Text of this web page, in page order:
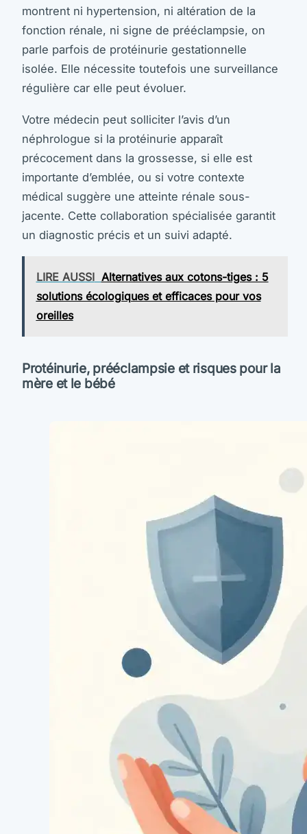
montrent ni hypertension, ni altération de la
fonction rénale, ni signe de prééclampsie, on
parle parfois de protéinurie gestationnelle
isolée. Elle nécessite toutefois une surveillance
régulière car elle peut évoluer.
Votre médecin peut solliciter l’avis d’un
néphrologue si la protéinurie apparaît
précocement dans la grossesse, si elle est
importante d’emblée, ou si votre contexte
médical suggère une atteinte rénale sous-
jacente. Cette collaboration spécialisée garantit
un diagnostic précis et un suivi adapté.
LIRE AUSSI Alternatives aux cotons-tiges : 5
solutions écologiques et efficaces pour vos
oreilles
Protéinurie, prééclampsie et risques pour la
mère et le bébé